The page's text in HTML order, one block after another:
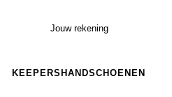
Jouw rekening
KEEPERSHANDSCHOENEN